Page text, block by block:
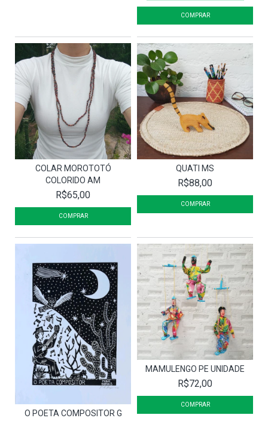
COLAR MOROTOTÓ
COLORIDO AM
R$65,00
QUATI MS
R$88,00
O POETA COMPOSITOR G
MAMULENGO PE UNIDADE
R$72,00